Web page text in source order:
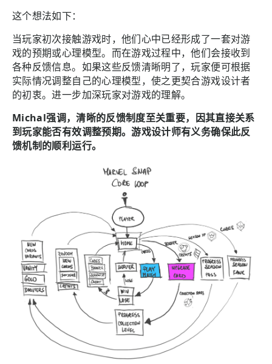
这个想法如下：
当玩家初次接触游戏时，他们心中已经形成了一套对游
戏的预期或心理模型。而在游戏过程中，他们会接收到
各种反馈信息。如果这些反馈清晰明了，玩家便可根据
实际情况调整自己的心理模型，使之更契合游戏设计者
的初衷。进一步加深玩家对游戏的理解。
Michal强调，清晰的反馈制度至关重要，因其直接关系
到玩家能否有效调整预期。游戏设计师有义务确保此反
馈机制的顺利运行。